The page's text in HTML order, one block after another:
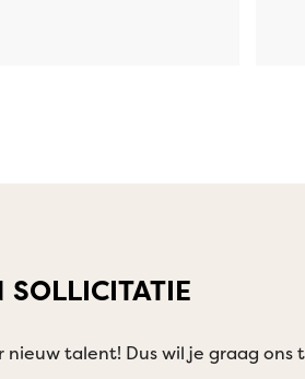
SOLLICITATIE
talent! Dus wil je graag ons